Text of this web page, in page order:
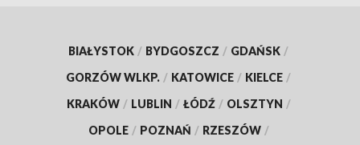
BIAŁYSTOK / BYDGOSZCZ / GDAŃSK /
GORZÓW WLKP. / KATOWICE / KIELCE /
KRAKÓW / LUBLIN / ŁÓDŹ / OLSZTYN /
OPOLE / POZNAŃ / RZESZÓW /